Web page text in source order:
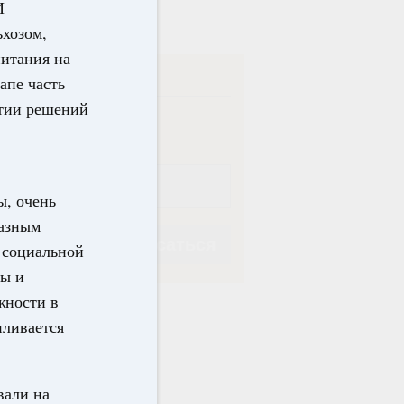
на
часть
решений
очень
и
в
на
Еженедельная